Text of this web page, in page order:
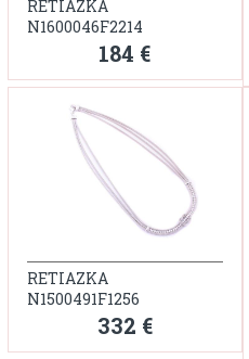
RETIAZKA
N1600046F2214
184 €
RETIAZKA
N1500491F1256
332 €